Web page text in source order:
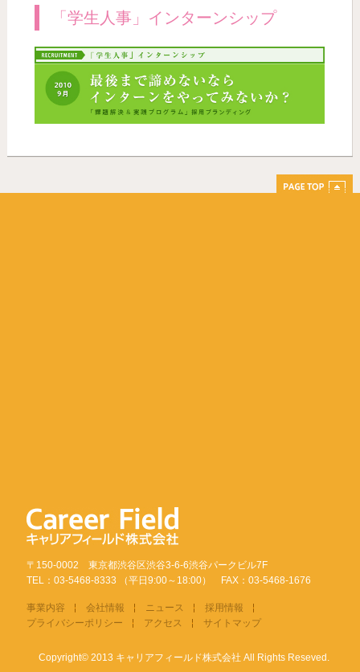
「学生人事」インターンシップ
〒150-0002 東京都渋谷区渋谷3-6-6渋谷パークビル7F
TEL：03-5468-8333 （平日9:00～18:00） FAX：03-5468-1676
事業内容 会社情報 ニュース
採用情報
プライバシーポリシー
アクセス サイトマップ
Copyright© 2013 キャリアフィールド株式会社 All Rights Reseved.